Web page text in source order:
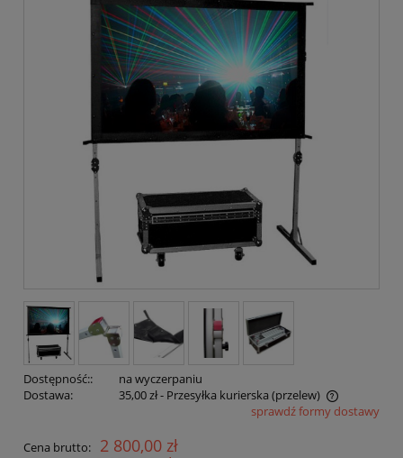
Dostępność::
na wyczerpaniu
Dostawa:
35,00 zł- Przesyłka kurierska (przelew)
sprawdź formy dostawy
Cena brutto: 2 800,00 zł